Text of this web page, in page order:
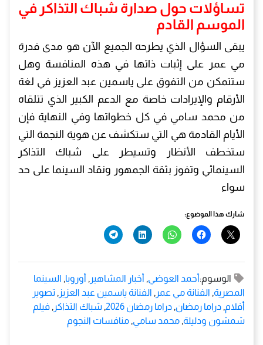
تساؤلات حول صدارة شباك التذاكر في
الموسم القادم
يبقى السؤال الذي يطرحه الجميع الآن هو مدى قدرة
مي عمر على إثبات ذاتها في هذه المنافسة وهل
ستتمكن من التفوق على ياسمين عبد العزيز في لغة
الأرقام والإيرادات خاصة مع الدعم الكبير الذي تتلقاه
من محمد سامي في كل خطواتها وفي النهاية فإن
الأيام القادمة هي التي ستكشف عن هوية النجمة التي
ستخطف الأنظار وتسيطر على شباك التذاكر
السينمائي وتفوز بثقة الجمهور ونقاد السينما على حد
سواء
شارك هذا الموضوع:
الوسوم:أحمد العوضي, أخبار المشاهير , أوروبا, السينما
المصرية, الفنانة مي عمر , الفنانة ياسمين عبد العزيز , تصوير
أفلام, دراما رمضان, دراما رمضان 2026 , شباك التذاكر , فيلم
شمشون ودليلة, محمد سامي, منافسات النجوم